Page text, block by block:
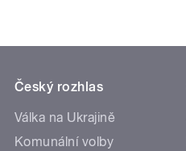
Český rozhlas
Válka na Ukrajině
Komunální volby